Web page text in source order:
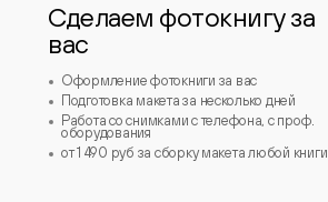
Сделаем фотокнигу за
вас
Оформление фотокниги за вас
Подготовка макета за несколько дней
Работа со снимками с телефона, с проф.
оборудования
от 1 490 руб за сборку макета любой книги